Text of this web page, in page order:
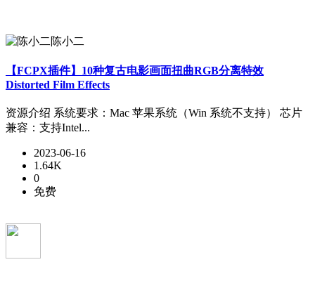
陈小二
【FCPX插件】10种复古电影画面扭曲RGB分离特效
Distorted Film Effects
资源介绍 系统要求：Mac 苹果系统（Win 系统不支持） 芯片
兼容：支持Intel...
2023-06-16
1.64K
0
免费